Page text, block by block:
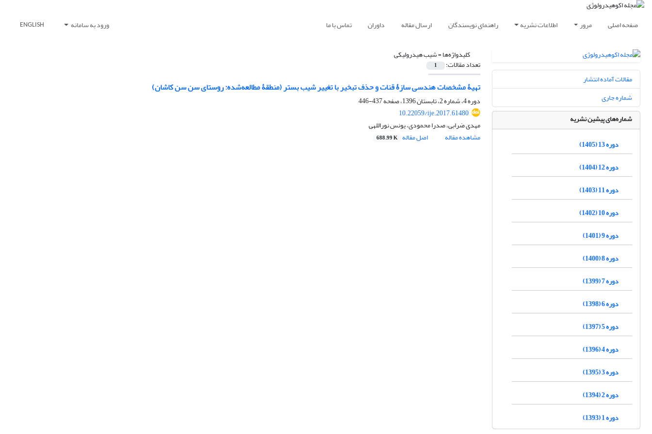
صفحه اصلی مرور اطلاعات نشریه راهنمای نویسندگان ارسال مقاله داوران تماس با ما ورود به سامانه ENGLISH
کلیدواژه‌ها =شیب هیدرولیکی
تعداد مقالات: 1
تهیۀ مشخصات هندسی سازۀ قنات و حذف تبخیر با تغییر شیب بستر (منطقۀ مطالعه‌شده: روستای سن‏ سن کاشان)
دوره 4، شماره 2، تابستان 1396، صفحه
437-446
10.22059/ije.2017.61480
مهدی ضرابی، صدرا محمودی، یونس نوراللهی
مشاهده مقاله
اصل مقاله 688.99 K
مقالات آماده انتشار
شماره جاری
شماره‌های پیشین نشریه
دوره 13 (1405)
دوره 12 (1404)
دوره 11 (1403)
دوره 10 (1402)
دوره 9 (1401)
دوره 8 (1400)
دوره 7 (1399)
دوره 6 (1398)
دوره 5 (1397)
دوره 4 (1396)
دوره 3 (1395)
دوره 2 (1394)
دوره 1 (1393)